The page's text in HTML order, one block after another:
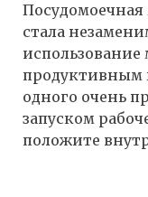
стала
использование
одного очень
запуском
положите